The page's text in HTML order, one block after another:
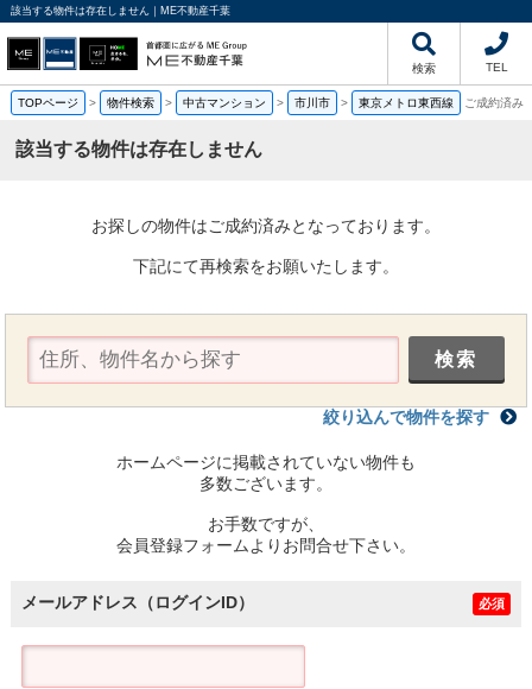
該当する物件は存在しません｜ME不動産千葉
検索 TEL
TOPページ > 物件検索 > 中古マンション > 市川市 > 東京メトロ東西線 ご成約済み
該当する物件は存在しません
お探しの物件はご成約済みとなっております。
下記にて再検索をお願いたします。
絞り込んで物件を探す
ホームページに掲載されていない物件も
多数ございます。
お手数ですが、
会員登録フォームよりお問合せ下さい。
メールアドレス（ログインID） 必須